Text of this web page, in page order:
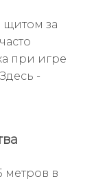
щитом за
при игре
-
метров в